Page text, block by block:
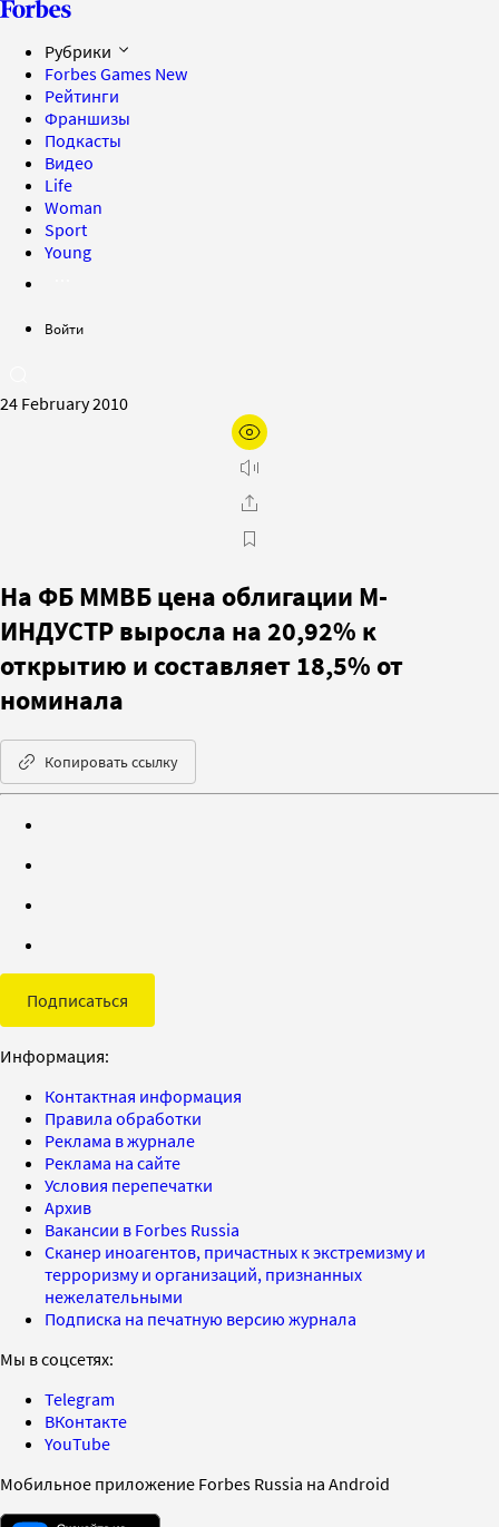
Рубрики
Forbes Games New
Рейтинги
Франшизы
Подкасты
Видео
Life
Woman
Sport
Young
Войти
24 February 2010
На ФБ ММВБ цена облигации М-
ИНДУСТР выросла на 20,92% к
открытию и составляет 18,5% от
номинала
Копировать ссылку
Подписаться
Информация:
Контактная информация
Правила обработки
Реклама в журнале
Реклама на сайте
Условия перепечатки
Архив
Вакансии в Forbes Russia
Сканер иноагентов, причастных к экстремизму и
терроризму и организаций, признанных
нежелательными
Подписка на печатную версию журнала
Мы в соцсетях:
Telegram
ВКонтакте
YouTube
Мобильное приложение Forbes Russia на Android